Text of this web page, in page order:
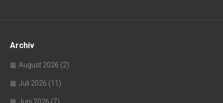
Archiv
August 2026 (2)
Juli 2026 (11)